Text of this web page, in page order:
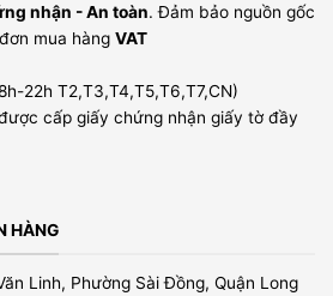
nhận - An toàn. Đảm bảo nguồn gốc
mua hàng VAT
22h T2,T3,T4,T5,T6,T7,CN)
cấp giấy chứng nhận giấy tờ đầy
HÀNG
Linh, Phường Sài Đồng, Quận Long